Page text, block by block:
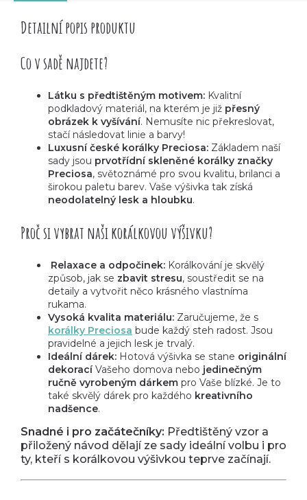
Detailní popis produktu
Co v sadě najdete?
Látku s předtištěným motivem: Kvalitní
podkladový materiál, na kterém je již přesný
obrázek k vyšívání. Nemusíte nic překreslovat,
stačí následovat linie a barvy!
Luxusní české korálky Preciosa: Základem naší
sady jsou prvotřídní skleněné korálky značky
Preciosa, světoznámé pro svou kvalitu, brilanci a
širokou paletu barev. Vaše výšivka tak získá
neodolatelný lesk a hloubku.
Proč si vybrat naši korálkovou výšivku?
Relaxace a odpočinek: Korálkování je skvělý
způsob, jak se zbavit stresu, soustředit se na
detaily a vytvořit něco krásného vlastníma
rukama.
Vysoká kvalita materiálu: Zaručujeme, že s
korálky Preciosa bude každý steh radost. Jsou
pravidelné a jejich lesk je trvalý.
Ideální dárek: Hotová výšivka se stane originální
dekoracíVašeho domova nebo jedinečným
ručně vyrobeným dárkem pro Vaše blízké. Je to
také skvělý dárek pro každého kreativního
nadšence.
Snadné i pro začátečníky: Předtištěný vzor a
přiložený návod dělají ze sady ideální volbu i pro
ty, kteří s korálkovou výšivkou teprve začínají.